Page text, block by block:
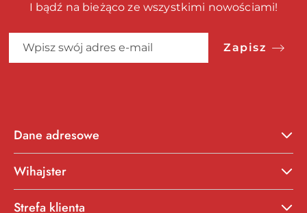
I bądź na bieżąco ze wszystkimi nowościami!
Zapisz
Dane adresowe
Wihajster
Strefa klienta